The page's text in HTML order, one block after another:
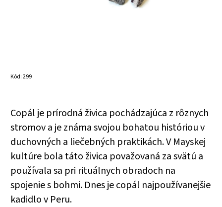
Kód:299
Copál je prírodná živica pochádzajúca z rôznych
stromov a je známa svojou bohatou históriou v
duchovných a liečebných praktikách. V Mayskej
kultúre bola táto živica považovaná za svätú a
používala sa pri rituálnych obradoch na
spojenie s bohmi. Dnes je copál najpoužívanejšie
kadidlo v Peru.